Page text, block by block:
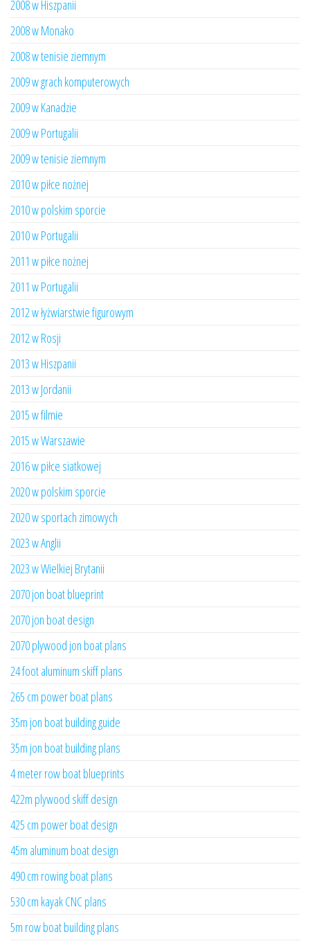
2008 w Hiszpanii
2008 w Monako
2008 w tenisie ziemnym
2009 w grach komputerowych
2009 w Kanadzie
2009 w Portugalii
2009 w tenisie ziemnym
2010 w piłce nożnej
2010 w polskim sporcie
2010 w Portugalii
2011 w piłce nożnej
2011 w Portugalii
2012 w łyżwiarstwie figurowym
2012 w Rosji
2013 w Hiszpanii
2013 w Jordanii
2015 w filmie
2015 w Warszawie
2016 w piłce siatkowej
2020 w polskim sporcie
2020 w sportach zimowych
2023 w Anglii
2023 w Wielkiej Brytanii
2070 jon boat blueprint
2070 jon boat design
2070 plywood jon boat plans
24 foot aluminum skiff plans
265 cm power boat plans
35m jon boat building guide
35m jon boat building plans
4 meter row boat blueprints
422m plywood skiff design
425 cm power boat design
45m aluminum boat design
490 cm rowing boat plans
530 cm kayak CNC plans
5m row boat building plans